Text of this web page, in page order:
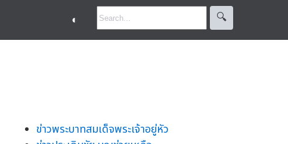
◐ 🔍︎
ข่าวพระบาทสมเด็จพระเจ้าอยู่หัว